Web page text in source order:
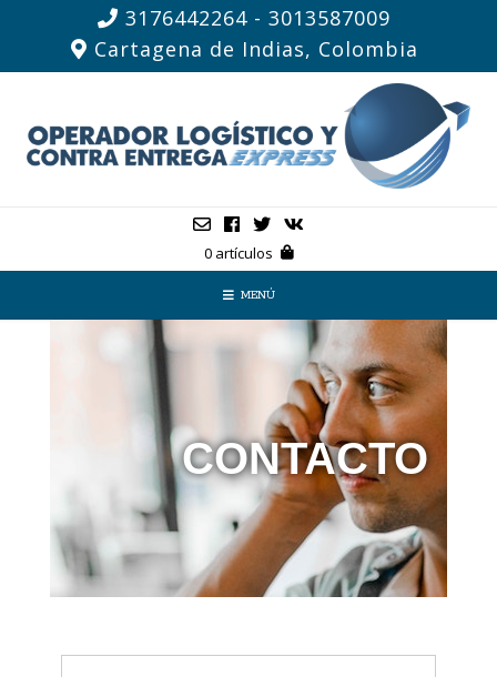
3176442264 - 3013587009
Cartagena de Indias, Colombia
0 artículos
MENÚ
Contacto CONTACTO